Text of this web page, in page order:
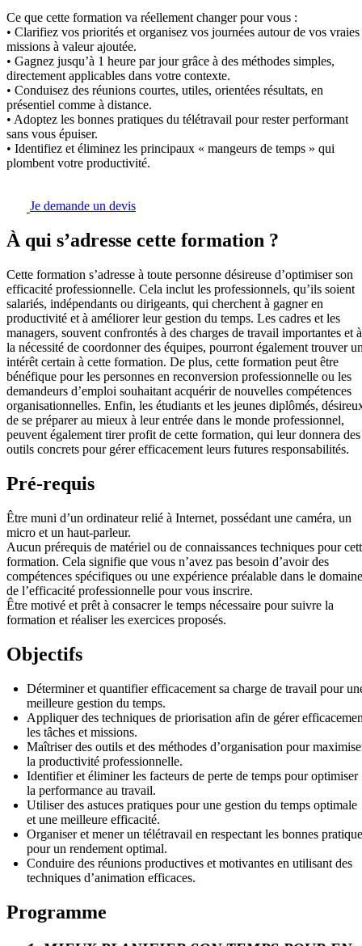
Ce que cette formation va réellement changer pour vous :
• Clarifiez vos priorités et organisez vos journées autour de vos vraies
missions à valeur ajoutée.
• Gagnez jusqu’à 1 heure par jour grâce à des méthodes simples,
directement applicables dans votre contexte.
• Conduisez des réunions courtes, utiles, orientées résultats, en
présentiel comme à distance.
• Adoptez les bonnes pratiques du télétravail pour rester performant
sans vous épuiser.
• Identifiez et éliminez les principaux « mangeurs de temps » qui
plombent votre productivité.
Je demande un devis
À qui s’adresse cette formation ?
Cette formation s’adresse à toute personne désireuse d’optimiser son
efficacité professionnelle. Cela inclut les professionnels, qu’ils soient
salariés, indépendants ou dirigeants, qui cherchent à gagner en
productivité et à améliorer leur gestion du temps. Les cadres et les
managers, souvent confrontés à des charges de travail importantes et à
la nécessité de coordonner des équipes, pourront également trouver
intérêt certain à cette formation. De plus, cette formation peut être
bénéfique pour les personnes en reconversion professionnelle ou les
demandeurs d’emploi souhaitant acquérir de nouvelles compétences
organisationnelles. Enfin, les étudiants et les jeunes diplômés,
de se préparer au mieux à leur entrée dans le monde professionnel,
peuvent également tirer profit de cette formation, qui leur donnera des
outils concrets pour gérer efficacement leurs futures responsabilités.
Pré-requis
Être muni d’un ordinateur relié à Internet, possédant une caméra, un
micro et un haut-parleur.
Aucun prérequis de matériel ou de connaissances techniques pour
formation. Cela signifie que vous n’avez pas besoin d’avoir des
compétences spécifiques ou une expérience préalable dans le domaine
de l’efficacité professionnelle pour vous inscrire.
Être motivé et prêt à consacrer le temps nécessaire pour suivre la
formation et réaliser les exercices proposés.
Objectifs
Déterminer et quantifier efficacement sa charge de travail pour
meilleure gestion du temps.
Appliquer des techniques de priorisation afin de gérer
les tâches et missions.
Maîtriser des outils et des méthodes d’organisation pour
la productivité professionnelle.
Identifier et éliminer les facteurs de perte de temps pour optimiser
la performance au travail.
Utiliser des astuces pratiques pour une gestion du temps optimale
et une meilleure efficacité.
Organiser et mener un télétravail en respectant les bonnes
pour un rendement optimal.
Conduire des réunions productives et motivantes en utilisant des
techniques d’animation efficaces.
Programme